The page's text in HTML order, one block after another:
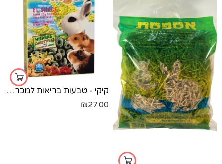
קיקי - טבעות בריאות למכרסמים - 250 גרם
₪27.00